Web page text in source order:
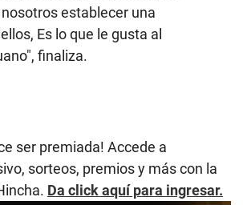
establecer una
Es lo que le gusta al
finaliza.
ser premiada! Accede a
sorteos, premios y más con la
Da click aquí para ingresar.